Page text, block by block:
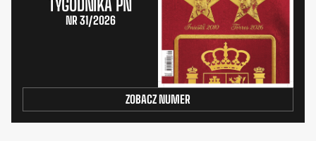
TYGODNIKA PN
NR 31/2026
ZOBACZ NUMER